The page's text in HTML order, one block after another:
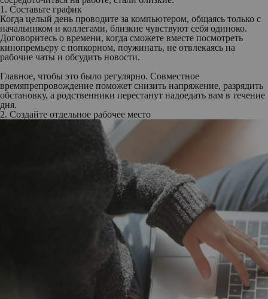
1. Составьте график
Когда целый день проводите за компьютером, общаясь только с
начальником и коллегами, близкие чувствуют себя одиноко.
Договоритесь о времени, когда сможете вместе посмотреть
кинопремьеру с попкорном, поужинать, не отвлекаясь на
рабочие чаты и обсудить новости.
Главное, чтобы это было регулярно. Совместное
времяпрепровождение поможет снизить напряжение, разрядить
обстановку, а родственники перестанут надоедать вам в течение
дня.
2. Создайте отдельное рабочее место